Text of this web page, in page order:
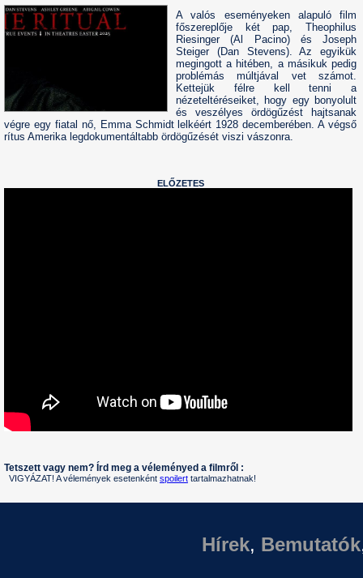
A valós eseményeken alapuló film
főszereplője két pap, Theophilus
Riesinger (Al Pacino) és Joseph
Steiger (Dan Stevens). Az egyikük
megingott a hitében, a másikuk pedig
problémás múltjával vet számot.
Kettejük félre kell tenni a
nézeteltéréseiket, hogy egy bonyolult
és veszélyes ördögűzést hajtsanak
végre egy fiatal nő, Emma Schmidt lelkéért 1928 decemberében. A végső
rítus Amerika legdokumentáltabb ördögűzését viszi vászonra.
ELŐZETES
Tetszett vagy nem? Írd meg a véleményed a filmről :
VIGYÁZAT! A vélemények esetenként spoilert tartalmazhatnak!
Hírek, Bemutatók